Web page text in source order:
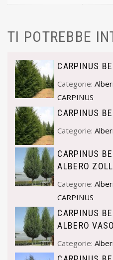
TI POTREBBE
CARPINUS
Categorie:Alberi
CARPINUS
CARPINUS
Categorie:Alberi
CARPINUS
ALBERO
Categorie:Alberi
CARPINUS
CARPINUS
ALBERO VASO
Categorie:Alberi